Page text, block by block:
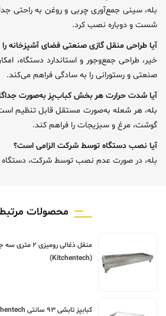
بله، سینی جمع‌آوری چربی و روغن به راحتی
شست و دوباره نصب کرد.
آیا طراحی منقل گازی صنعتی فضای آشپزخانه
خیر، طراحی جمع‌وجور و استاندارد دستگاه،
صنعتی و رستورانی را به سادگی فراهم می‌کند.
آیا شدت حرارت هر بخش کباب‌پز به‌صورت
بله، هر شعله به‌صورت مستقل قابل تنظیم
گوشت، مرغ و سبزیجات را فراهم کند.
آیا نصب دستگاه توسط شرکت الزامی است؟
بله، در صورت عدم نصب توسط شرکت، دستگاه
محصولات
منقل ذغالی
(Kitchentech)
کبابپز تابشی ۹۳ سانتی Kitchentech